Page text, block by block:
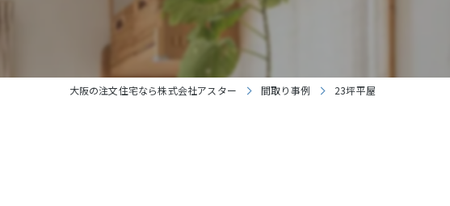
大阪の注文住宅なら株式会社アスター 間取り事例 23坪平屋